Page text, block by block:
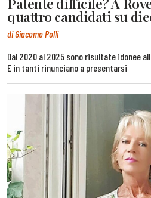
Patente difficile? A
quattro candidati su
di Giacomo Polli
Dal 2020 al 2025 sono risultate idonee
E in tanti rinunciano a presentarsi